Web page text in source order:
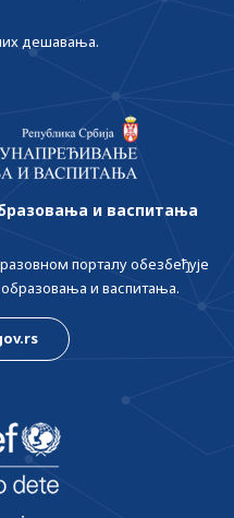
дешавања.
и васпитања
порталу обезбеђује
и васпитања.